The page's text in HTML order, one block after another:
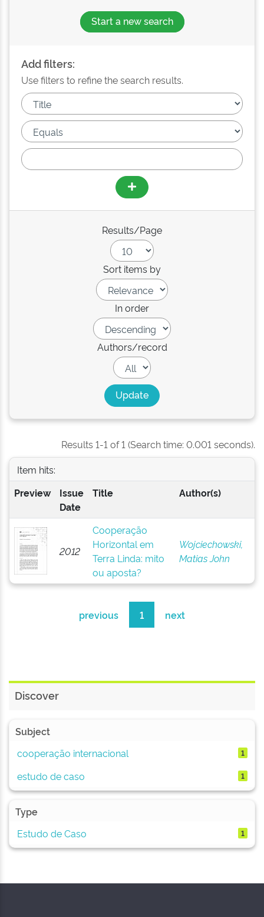
Start a new search
Add filters:
Use filters to refine the search results.
Results/Page
Sort items by
In order
Authors/record
Results 1-1 of 1 (Search time: 0.001 seconds).
Item hits:
Preview
Issue
Date
Title Author(s)
2012
Cooperação
Horizontal em
Terra Linda: mito
ou aposta?
Wojciechowski,
Matias John
previous 1 next
Discover
Subject
cooperação internacional
1
estudo de caso 1
Type
Estudo de Caso
1